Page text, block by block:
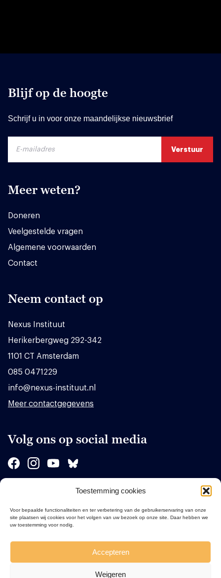
Toestemming cookies
Voor bepaalde functionaliteiten en ter verbetering van de gebruikerservaring van onze
site plaatsen wij cookies voor het volgen van uw bezoek op onze site. Daar hebben we
uw toestemming voor nodig.
Accepteren
Weigeren
Blijf op de hoogte
Schrijf u in voor onze maandelijkse nieuwsbrief
Meer weten?
Doneren
Veelgestelde vragen
Algemene voorwaarden
Contact
Neem contact op
Nexus Instituut
Herikerbergweg 292-342
1101 CT Amsterdam
085 0471229
info@nexus-instituut.nl
Meer contactgegevens
Volg ons op social media